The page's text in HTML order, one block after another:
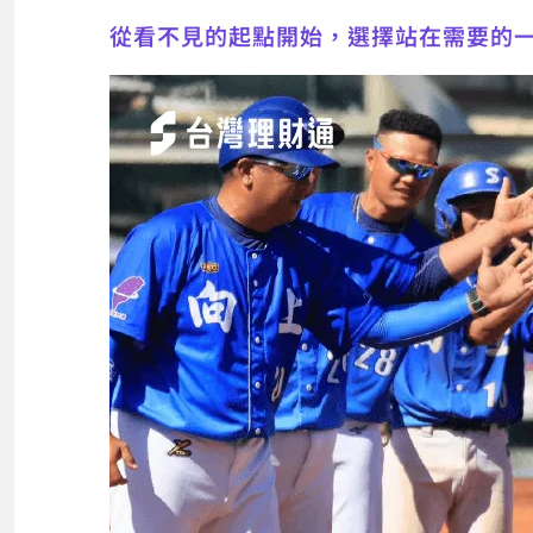
從看不見的起點開始，選擇站在需要的